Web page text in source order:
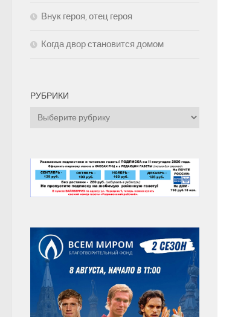
Внук героя, отец героя
Когда двор становится домом
РУБРИКИ
Рубрики